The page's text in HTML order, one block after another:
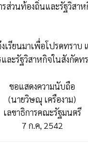
รส่วนท้องถิ่นและรัฐวิสา
เรียนมาเพื่อโปรดทราบ
และรัฐวิสาหกิจในสังกัด
ขอแสดงความนับถือ
(นายวิษณุ เครืองาม)
เลขาธิการคณะรัฐมนตรี
7 ก.ค, 2542